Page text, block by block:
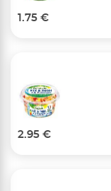
1.75 €
2.95 €